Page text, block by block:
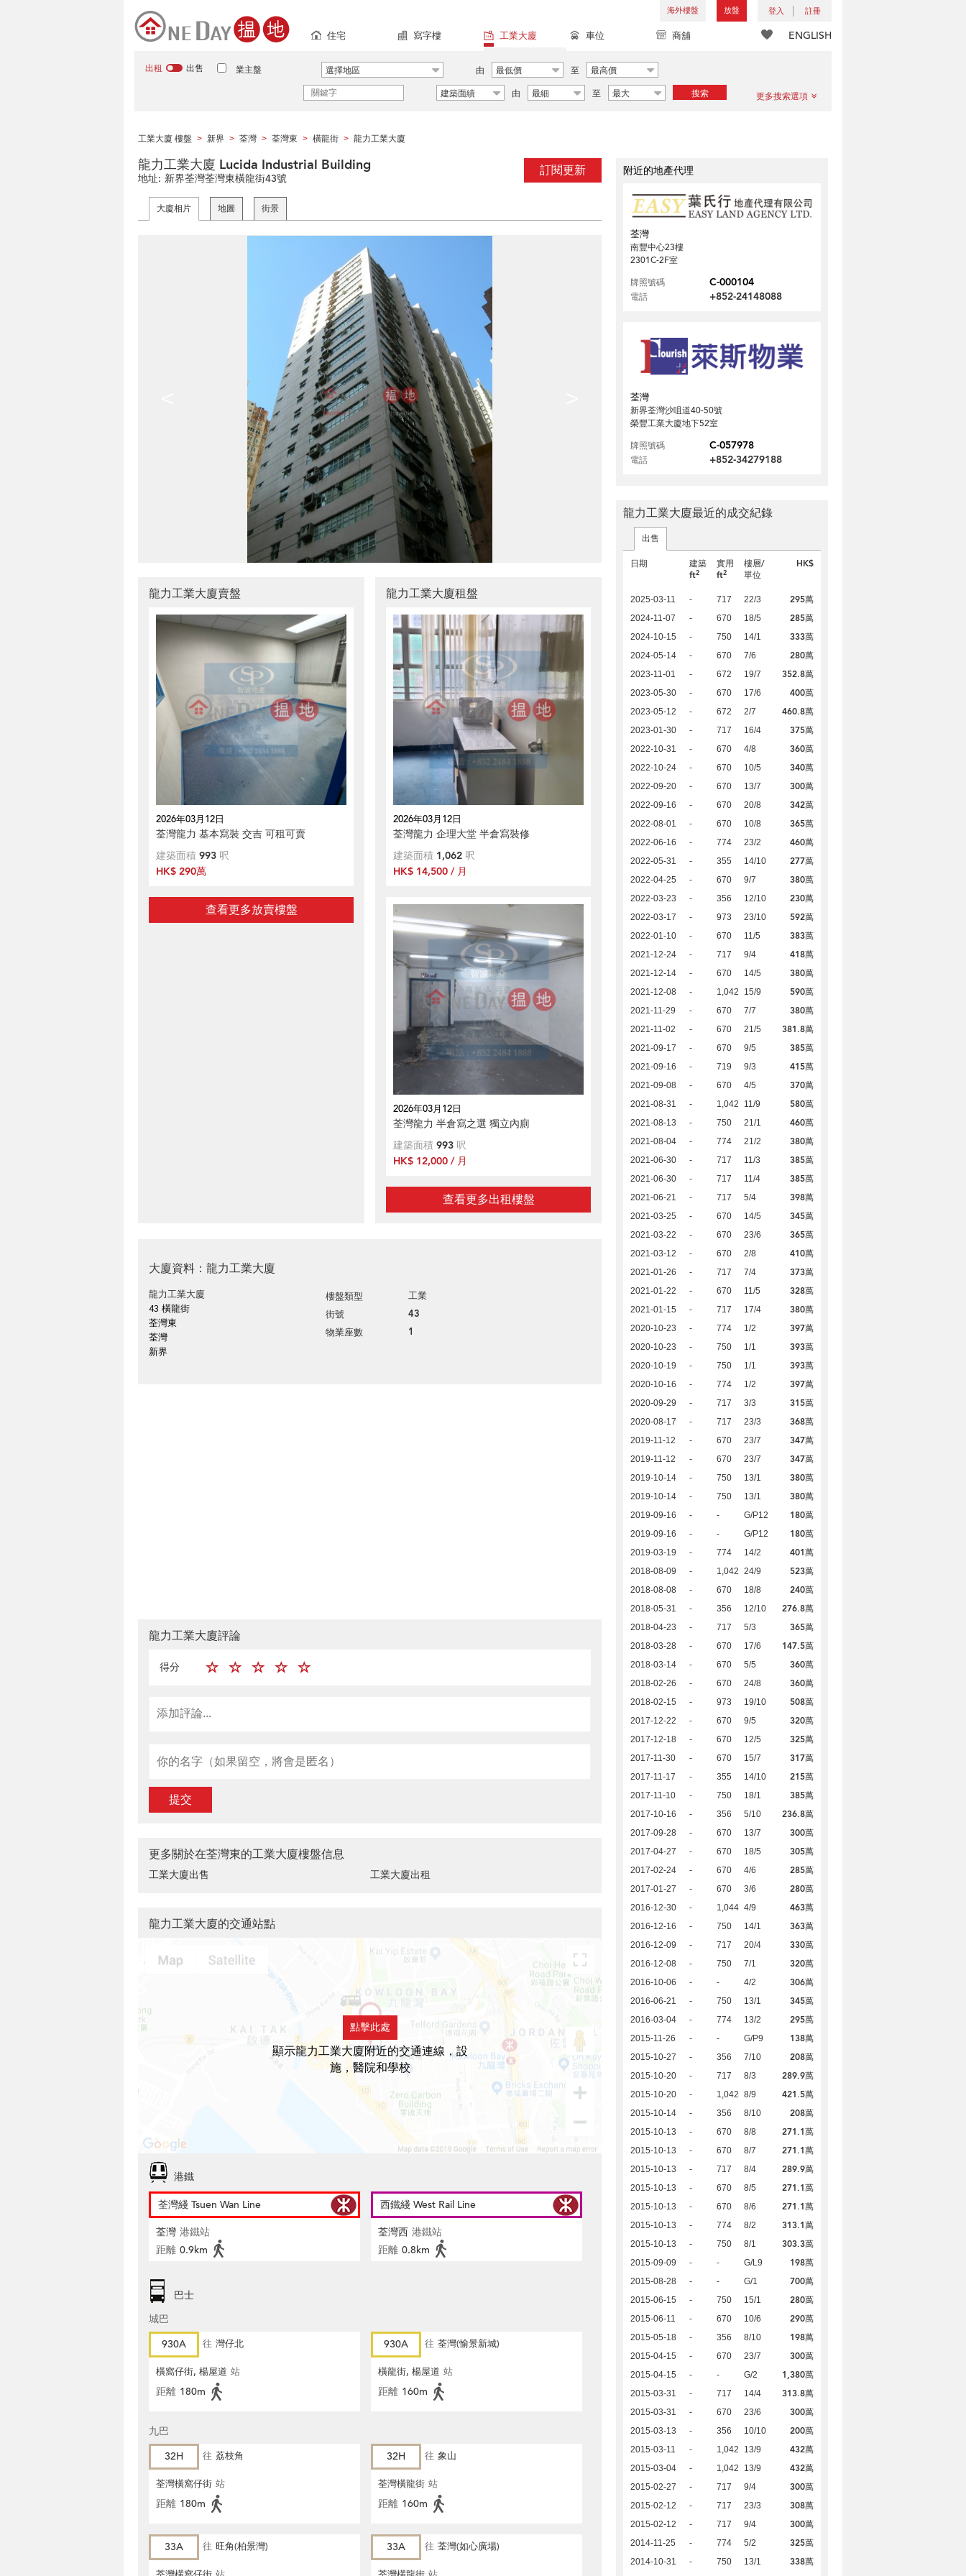
海外樓盤 放盤 登入 註冊
ENGLISH
住宅 寫字樓 工業大廈 車位 商舖
出租 出售 業主盤 選擇地區 由 最低價 至
最高價
建築面績
由 最細 至 最大 搜索 更多搜索選項
工業大廈 樓盤 > 新界 > 荃灣 > 荃灣東 > 橫龍街 > 龍力工業大廈
訂閱更新
龍力工業大廈 Lucida Industrial Building
地址: 新界荃灣荃灣東橫龍街43號
大廈相片 地圖 街景
龍力工業大廈賣盤
2026年03月12日
荃灣龍力 基本寫裝 交吉 可租可賣
建築面積 993 呎
HK$ 290萬
查看更多放賣樓盤
龍力工業大廈租盤
2026年03月12日
荃灣龍力 企理大堂 半倉寫裝修
建築面積 1,062 呎
HK$ 14,500 / 月
2026年03月12日
荃灣龍力 半倉寫之選 獨立內廁
建築面積 993 呎
HK$ 12,000 / 月
查看更多出租樓盤
大廈資料：龍力工業大廈
龍力工業大廈
43 橫龍街
荃灣東
荃灣
新界
樓盤類型 工業
街號 43
物業座數 1
龍力工業大廈評論
得分
提交
更多關於在荃灣東的工業大廈樓盤信息
工業大廈出售 工業大廈出租
龍力工業大廈的交通站點
點擊此處
顯示龍力工業大廈附近的交通連線，設
施，醫院和學校
港鐵
荃灣綫 Tsuen Wan Line
荃灣 港鐵站
距離 0.9km
西鐵綫 West Rail Line
荃灣西 港鐵站
距離 0.8km
巴士
城巴
930A
往 灣仔北
橫窩仔街, 楊屋道 站
距離 180m
930A 往 荃灣(愉景新城)
橫龍街, 楊屋道 站
距離 160m
九巴
32H
往 荔枝角
荃灣橫窩仔街 站
距離 180m
32H 往 象山
荃灣橫龍街 站
距離 160m
33A 往 旺角(柏景灣) 33A 往 荃灣(如心廣場)
附近的地產代理
荃灣
南豐中心23樓
2301C-2F室
牌照號碼
C-000104
電話 +852-24148088
荃灣
新界荃灣沙咀道40-50號
榮豐工業大廈地下52室
牌照號碼
C-057978
電話 +852-34279188
龍力工業大廈最近的成交紀錄
出售
日期
建築
ft2
實用
ft2
樓層/
單位
HK$
2025-03-11 - 717 22/3 295萬
2024-11-07 - 670 18/5 285萬
2024-10-15 - 750 14/1 333萬
2024-05-14 - 670 7/6 280萬
2023-11-01 - 672 19/7 352.8萬
2023-05-30 - 670 17/6 400萬
2023-05-12 - 672 2/7 460.8萬
2023-01-30 - 717 16/4 375萬
2022-10-31 - 670 4/8 360萬
2022-10-24 - 670 10/5 340萬
2022-09-20 - 670 13/7 300萬
2022-09-16 - 670 20/8 342萬
2022-08-01 - 670 10/8 365萬
2022-06-16 - 774 23/2 460萬
2022-05-31 - 355 14/10 277萬
2022-04-25 - 670 9/7 380萬
2022-03-23 - 356 12/10 230萬
2022-03-17 - 973 23/10 592萬
2022-01-10 - 670 11/5 383萬
2021-12-24 - 717 9/4 418萬
2021-12-14 - 670 14/5 380萬
2021-12-08 - 1,042 15/9 590萬
2021-11-29 - 670 7/7 380萬
2021-11-02 - 670 21/5 381.8萬
2021-09-17 - 670 9/5 385萬
2021-09-16 - 719 9/3 415萬
2021-09-08 - 670 4/5 370萬
2021-08-31 - 1,042 11/9 580萬
2021-08-13 - 750 21/1 460萬
2021-08-04 - 774 21/2 380萬
2021-06-30 - 717 11/3 385萬
2021-06-30 - 717 11/4 385萬
2021-06-21 - 717 5/4 398萬
2021-03-25 - 670 14/5 345萬
2021-03-22 - 670 23/6 365萬
2021-03-12 - 670 2/8 410萬
2021-01-26 - 717 7/4 373萬
2021-01-22 - 670 11/5 328萬
2021-01-15 - 717 17/4 380萬
2020-10-23 - 774 1/2 397萬
2020-10-23 - 750 1/1 393萬
2020-10-19 - 750 1/1 393萬
2020-10-16 - 774 1/2 397萬
2020-09-29 - 717 3/3 315萬
2020-08-17 - 717 23/3 368萬
2019-11-12 - 670 23/7 347萬
2019-11-12 - 670 23/7 347萬
2019-10-14 - 750 13/1 380萬
2019-10-14 - 750 13/1 380萬
2019-09-16 - - G/P12 180萬
2019-09-16 - - G/P12 180萬
2019-03-19 - 774 14/2 401萬
2018-08-09 - 1,042 24/9 523萬
2018-08-08 - 670 18/8 240萬
2018-05-31 - 356 12/10 276.8萬
2018-04-23 - 717 5/3 365萬
2018-03-28 - 670 17/6 147.5萬
2018-03-14 - 670 5/5 360萬
2018-02-26 - 670 24/8 360萬
2018-02-15 - 973 19/10 508萬
2017-12-22 - 670 9/5 320萬
2017-12-18 - 670 12/5 325萬
2017-11-30 - 670 15/7 317萬
2017-11-17 - 355 14/10 215萬
2017-11-10 - 750 18/1 385萬
2017-10-16 - 356 5/10 236.8萬
2017-09-28 - 670 13/7 300萬
2017-04-27 - 670 18/5 305萬
2017-02-24 - 670 4/6 285萬
2017-01-27 - 670 3/6 280萬
2016-12-30 - 1,044 4/9 463萬
2016-12-16 - 750 14/1 363萬
2016-12-09 - 717 20/4 330萬
2016-12-08 - 750 7/1 320萬
2016-10-06 - - 4/2 306萬
2016-06-21 - 750 13/1 345萬
2016-03-04 - 774 13/2 295萬
2015-11-26 - - G/P9 138萬
2015-10-27 - 356 7/10 208萬
2015-10-20 - 717 8/3 289.9萬
2015-10-20 - 1,042 8/9 421.5萬
2015-10-14 - 356 8/10 208萬
2015-10-13 - 670 8/8 271.1萬
2015-10-13 - 670 8/7 271.1萬
2015-10-13 - 717 8/4 289.9萬
2015-10-13 - 670 8/5 271.1萬
2015-10-13 - 670 8/6 271.1萬
2015-10-13 - 774 8/2 313.1萬
2015-10-13 - 750 8/1 303.3萬
2015-09-09 - - G/L9 198萬
2015-08-28 - - G/1 700萬
2015-06-15 - 750 15/1 280萬
2015-06-11 - 670 10/6 290萬
2015-05-18 - 356 8/10 198萬
2015-04-15 - 670 23/7 300萬
2015-04-15 - - G/2 1,380萬
2015-03-31 - 717 14/4 313.8萬
2015-03-31 - 670 23/6 300萬
2015-03-13 - 356 10/10 200萬
2015-03-11 - 1,042 13/9 432萬
2015-03-04 - 1,042 13/9 432萬
2015-02-27 - 717 9/4 300萬
2015-02-12 - 717 23/3 308萬
2015-02-12 - 717 9/4 300萬
2014-11-25 - 774 5/2 325萬
2014-10-31 - 750 13/1 338萬